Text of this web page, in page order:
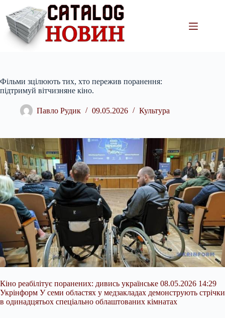
вмісту
Фільми зцілюють тих, хто пережив поранення:
підтримуй вітчизняне кіно.
Павло Рудик 09.05.2026 Культура
Кіно реабілітує поранених: дивись українське 08.05.2026 14:29
Укрінформ У семи областях у медзакладах демонструють стрічки
в одинадцятьох спеціально облаштованих кімнатах